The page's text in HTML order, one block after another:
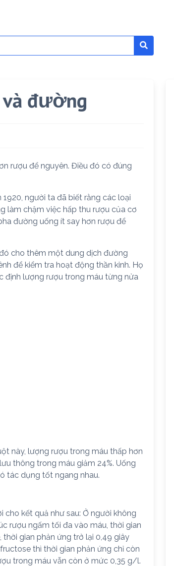
đường
rượu để nguyên. Điều đó có đúng
người ta đã biết rằng các loại
làm chậm việc hấp thu rượu của cơ
đường uống ít say hơn rượu để
cho thêm một dung dịch đường
để kiểm tra hoạt động thần kinh. Họ
định lượng rượu trong máu từng nửa
này, lượng rượu trong máu thấp hơn
thông trong máu giảm 24%. Uống
tác dụng tốt ngang nhau.
kết quả như sau: Ở người không
rượu ngấm tối đa vào máu, thời gian
gian phản ứng trở lại 0,49 giây
thì thời gian phản ứng chỉ còn
trong máu vẫn còn ở mức 0,35 g/l.